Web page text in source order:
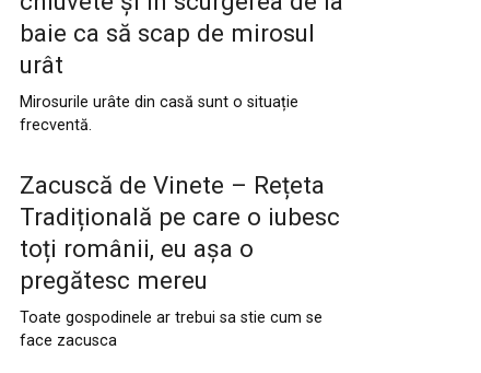
baie ca să scap de mirosul
urât
Mirosurile urâte din casă sunt o situație
frecventă.
Zacuscă de Vinete – Rețeta
Tradițională pe care o iubesc
toți românii, eu așa o
pregătesc mereu
Toate gospodinele ar trebui sa stie cum se
face zacusca